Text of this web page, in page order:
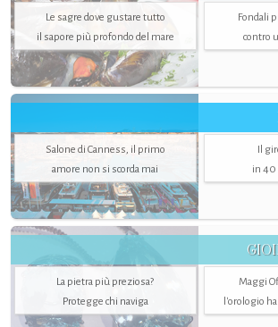
Le sagre dove gustare tutto
il sapore più profondo del mare
Fondali
contro
Salone di Canness, il primo
amore non si scorda mai
Il
in 40
La pietra più preziosa?
Protegge chi naviga
Maggi
l'orologio